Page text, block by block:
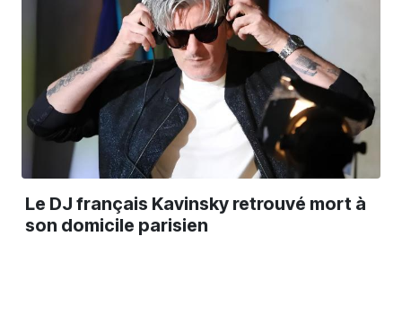
Le DJ français Kavinsky retrouvé mort à
son domicile parisien